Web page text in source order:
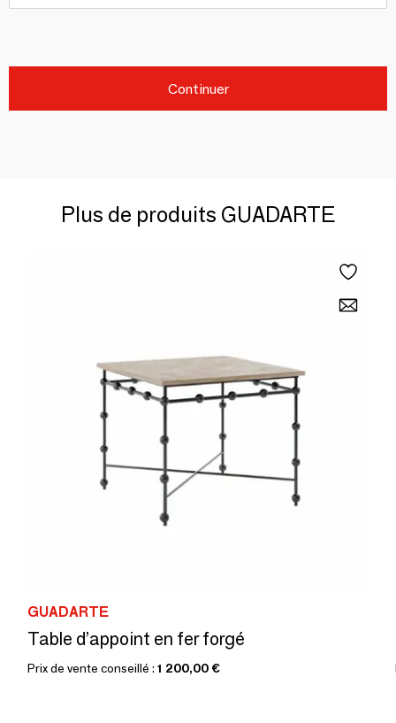
Continuer
Plus de produits GUADARTE
GUADARTE
Table d’appoint en fer forgé
Prix de vente conseillé : 1 200,00 €